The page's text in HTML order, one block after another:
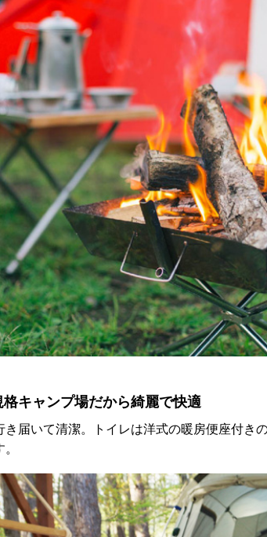
キャンプ場だから綺麗で快適
届いて清潔。トイレは洋式の暖房便座付き